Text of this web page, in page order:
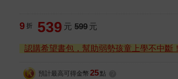
9 折 539 元 599 元
認購希望書包，幫助弱勢孩童上學不中斷！
預計最高可得金幣 25 點